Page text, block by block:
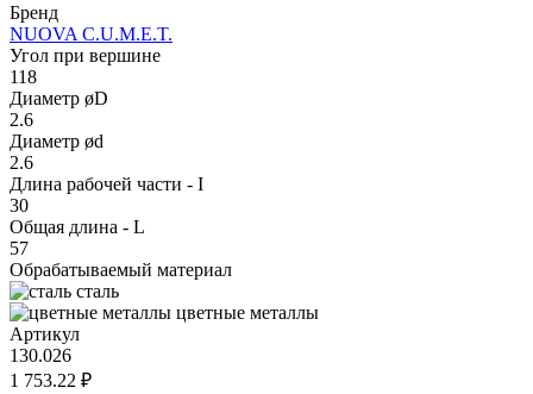
Бренд
NUOVA C.U.M.E.T.
Угол при вершине
118
Диаметр øD
2.6
Диаметр ød
2.6
Длина рабочей части - I
30
Общая длина - L
57
Обрабатываемый материал
сталь
цветные металлы
Артикул
130.026
1 753.22 ₽